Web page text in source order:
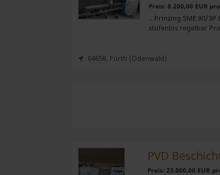
Preis: 8.200,00 EUR
.. Prinzing SME 80/
stufenlos regelbar
64658, Fürth (Odenwald)
PVD
Preis: 23.000,00 EUR